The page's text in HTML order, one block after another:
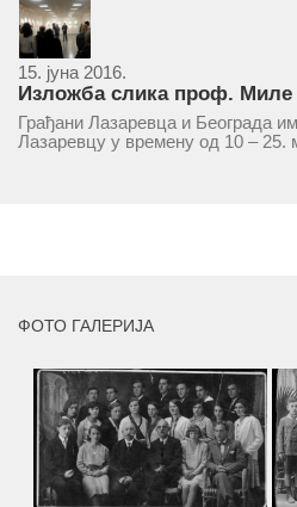
1), гдје ће бити служен парастос
15. јуна 2016.
Изложба слика проф. Миле
Грађани Лазаревца и Београда
Лазаревцу у времену од 10 – 25.
ФОТО ГАЛЕРИЈА